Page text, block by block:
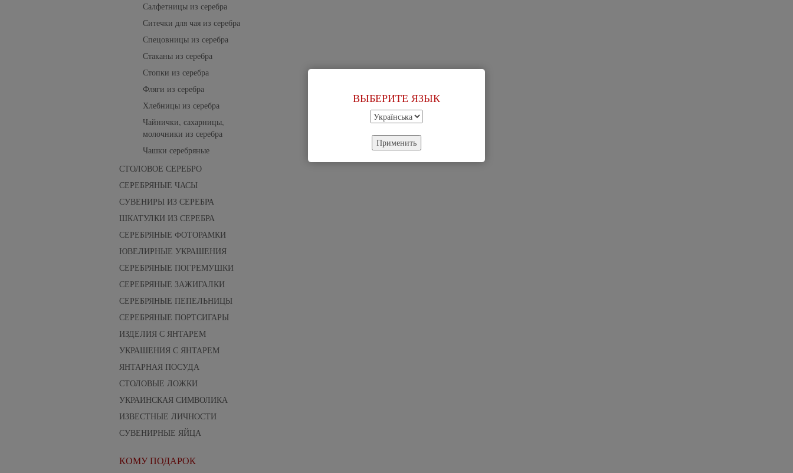
ВЫБЕРИТЕ ЯЗЫК
Применить
Салфетницы из серебра
Ситечки для чая из серебра
Спецовницы из серебра
Стаканы из серебра
Стопки из серебра
Фляги из серебра
Хлебницы из серебра
Чайнички, сахарницы,
молочники из серебра
Чашки серебряные
СТОЛОВОЕ СЕРЕБРО
СЕРЕБРЯНЫЕ ЧАСЫ
СУВЕНИРЫ ИЗ СЕРЕБРА
ШКАТУЛКИ ИЗ СЕРЕБРА
СЕРЕБРЯНЫЕ ФОТОРАМКИ
ЮВЕЛИРНЫЕ УКРАШЕНИЯ
СЕРЕБРЯНЫЕ ПОГРЕМУШКИ
СЕРЕБРЯНЫЕ ЗАЖИГАЛКИ
СЕРЕБРЯНЫЕ ПЕПЕЛЬНИЦЫ
СЕРЕБРЯНЫЕ ПОРТСИГАРЫ
ИЗДЕЛИЯ С ЯНТАРЕМ
УКРАШЕНИЯ С ЯНТАРЕМ
ЯНТАРНАЯ ПОСУДА
СТОЛОВЫЕ ЛОЖКИ
УКРАИНСКАЯ СИМВОЛИКА
ИЗВЕСТНЫЕ ЛИЧНОСТИ
СУВЕНИРНЫЕ ЯЙЦА
КОМУ ПОДАРОК